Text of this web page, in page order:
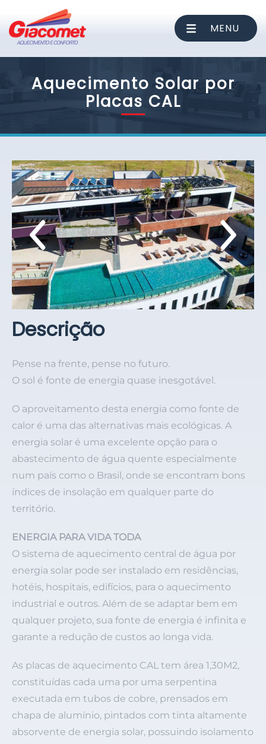
MENU
Aquecimento Solar por
Placas CAL
Descrição
Pense na frente, pense no futuro.
O sol é fonte de energia quase inesgotável.
O aproveitamento desta energia como fonte de
calor é uma das alternativas mais ecológicas. A
energia solar é uma excelente opção para o
abastecimento de água quente especialmente
num país como o Brasil, onde se encontram bons
índices de insolação em qualquer parte do
território.
ENERGIA PARA VIDA TODA
O sistema de aquecimento central de água por
energia solar pode ser instalado em residências,
hotéis, hospitais, edifícios, para o aquecimento
industrial e outros. Além de se adaptar bem em
qualquer projeto, sua fonte de energia é infinita e
garante a redução de custos ao longa vida.
As placas de aquecimento CAL tem área 1,30M2,
constituídas cada uma por uma serpentina
executada em tubos de cobre, prensados em
chapa de alumínio, pintados com tinta altamente
absorvente de energia solar, possuindo isolamento